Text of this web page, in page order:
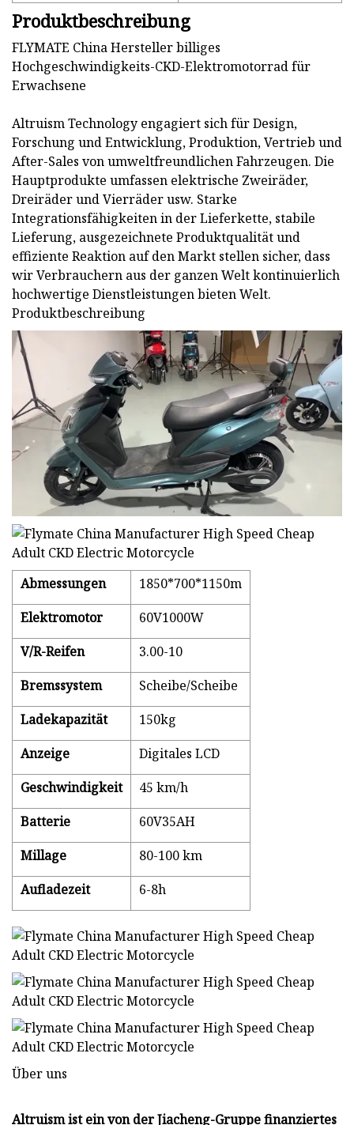
Produktbeschreibung
FLYMATE China Hersteller billiges
Hochgeschwindigkeits-CKD-Elektromotorrad für
Erwachsene
Altruism Technology engagiert sich für Design,
Forschung und Entwicklung, Produktion, Vertrieb und
After-Sales von umweltfreundlichen Fahrzeugen. Die
Hauptprodukte umfassen elektrische Zweiräder,
Dreiräder und Vierräder usw. Starke
Integrationsfähigkeiten in der Lieferkette, stabile
Lieferung, ausgezeichnete Produktqualität und
effiziente Reaktion auf den Markt stellen sicher, dass
wir Verbrauchern aus der ganzen Welt kontinuierlich
hochwertige Dienstleistungen bieten Welt.
Produktbeschreibung
Abmessungen
1850*700*1150m
Elektromotor
60V1000W
V/R-Reifen
3.00-10
Bremssystem
Scheibe/Scheibe
Ladekapazität
150kg
Anzeige
Digitales LCD
Geschwindigkeit
45 km/h
Batterie
60V35AH
Millage
80-100 km
Aufladezeit
6-8h
Über uns
Altruism ist ein von der Jiacheng-Gruppe finanziertes